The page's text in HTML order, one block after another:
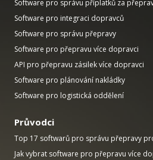
Software pro správu příplatků za
Software pro integraci dopravců
Software pro správu přepravy
Software pro přepravu více dopravci
API pro přepravu zásilek více dopravci
Software pro plánování nakládky
Software pro logistická oddělení
Průvodci
Top 17 softwarů pro správu přepravy
Jak vybrat software pro přepravu více